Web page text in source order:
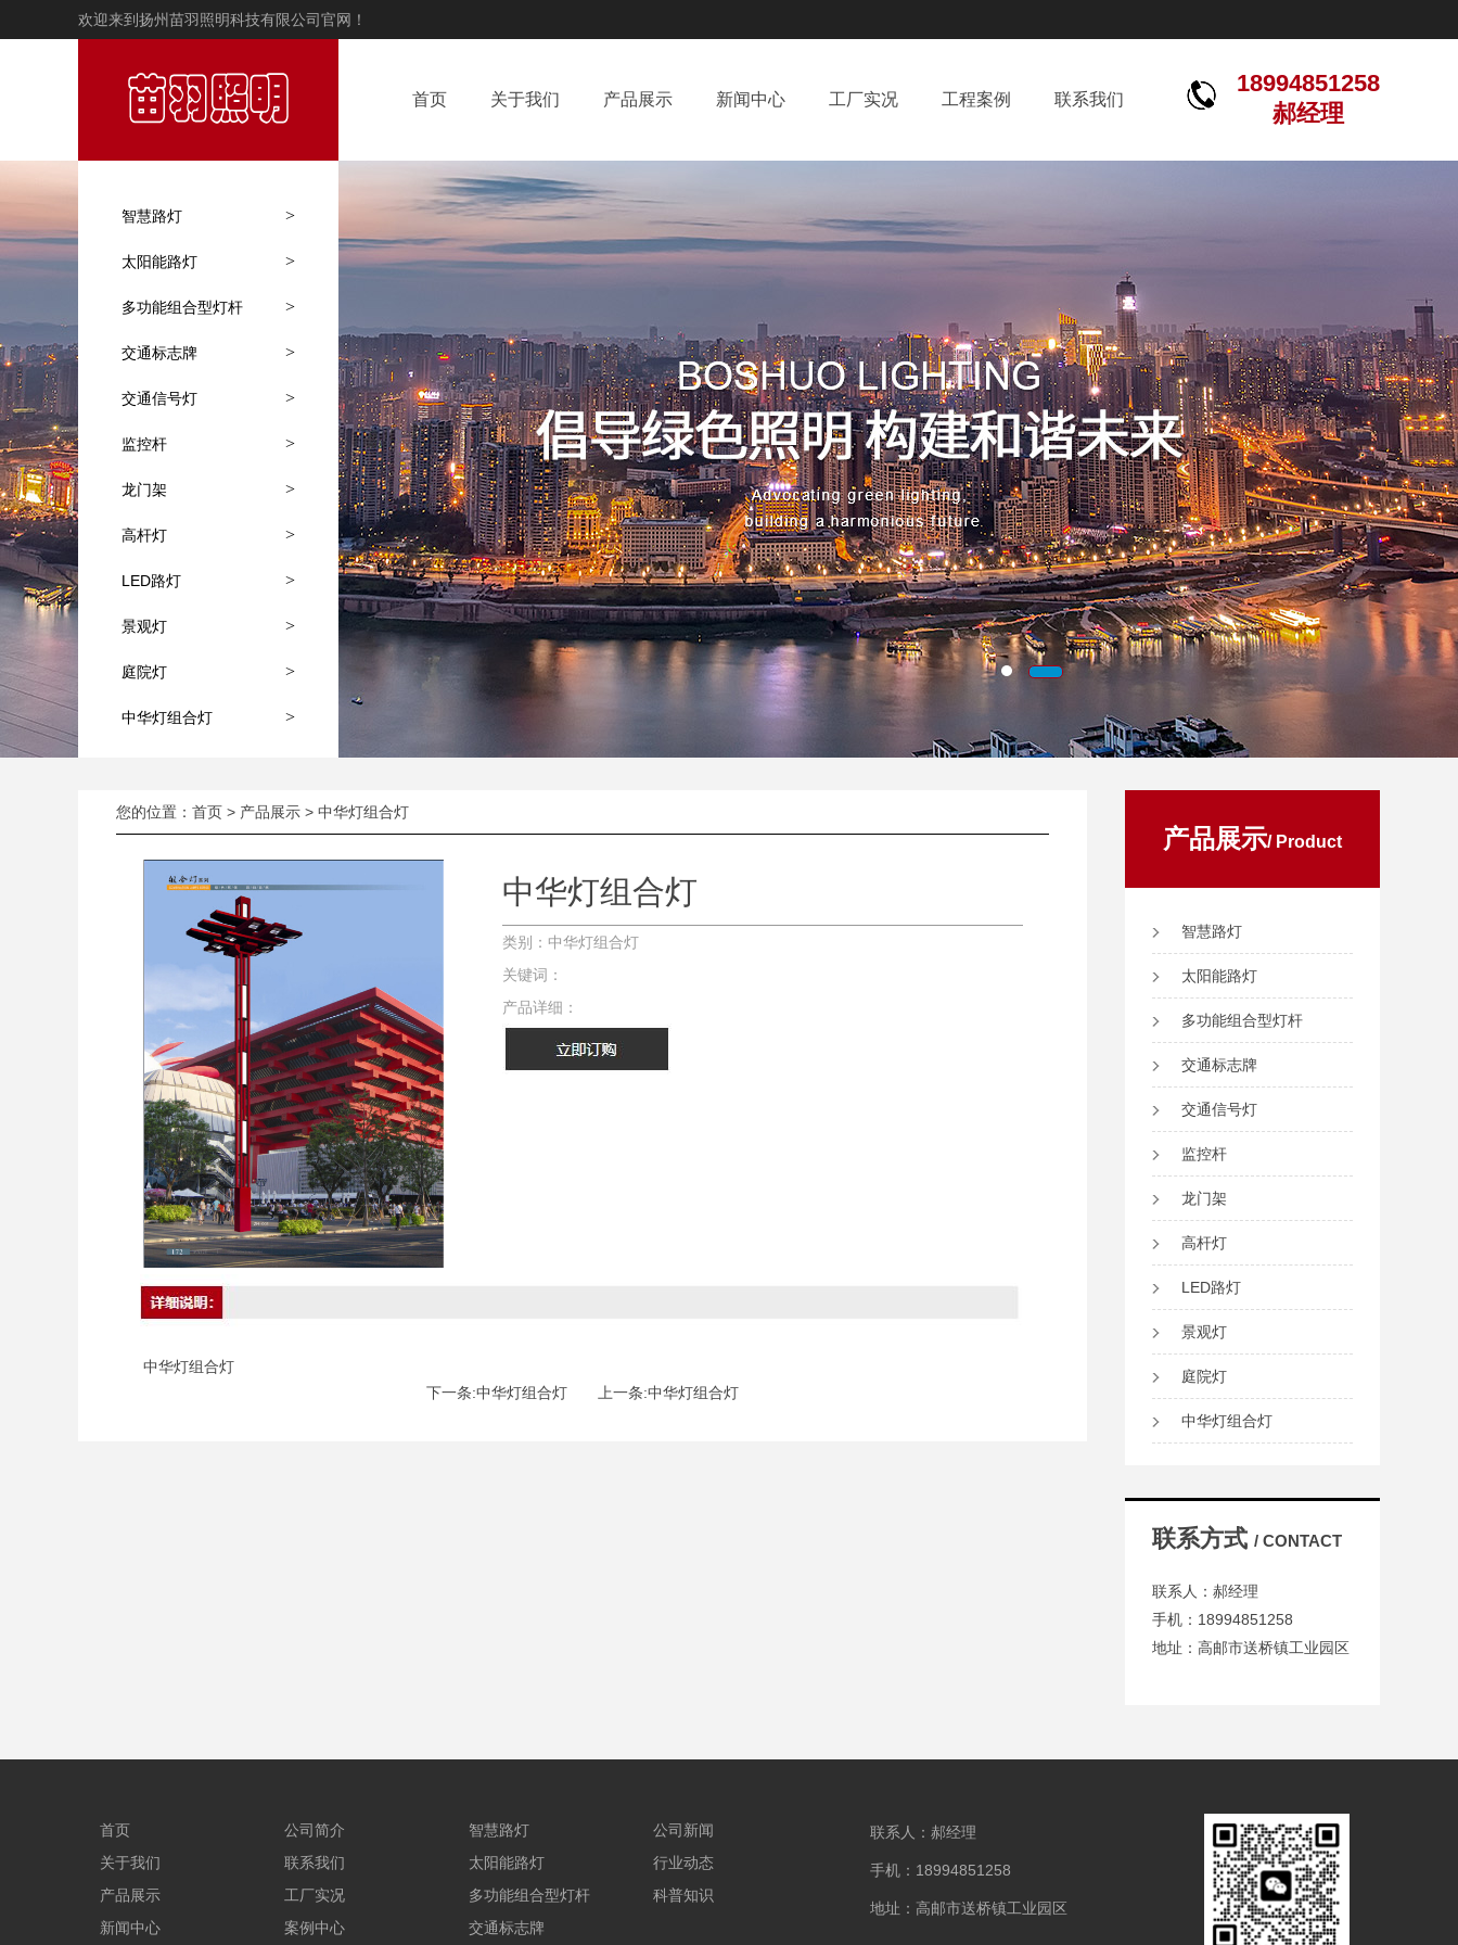
欢迎来到扬州苗羽照明科技有限公司官网！
智慧路灯 >
太阳能路灯 >
多功能组合型灯杆 >
交通标志牌 >
交通信号灯 >
监控杆 >
龙门架 >
高杆灯 >
LED路灯 >
景观灯 >
庭院灯 >
中华灯组合灯 >
首页 关于我们 产品展示 新闻中心 工厂实况 工程案例 联系我们
18994851258
郝经理
您的位置： 首页 > 产品展示 > 中华灯组合灯
中华灯组合灯
类别：中华灯组合灯
关键词：
产品详细：
中华灯组合灯
下一条:中华灯组合灯
上一条:中华灯组合灯
产品展示/ Product
智慧路灯
太阳能路灯
多功能组合型灯杆
交通标志牌
交通信号灯
监控杆
龙门架
高杆灯
LED路灯
景观灯
庭院灯
中华灯组合灯
联系方式 / CONTACT
联系人：郝经理
手机：18994851258
地址：高邮市送桥镇工业园区
首页
关于我们
产品展示
新闻中心
公司简介
联系我们
工厂实况
案例中心
智慧路灯
太阳能路灯
多功能组合型灯杆
交通标志牌
公司新闻
行业动态
科普知识
联系人：郝经理
手机：18994851258
地址：高邮市送桥镇工业园区